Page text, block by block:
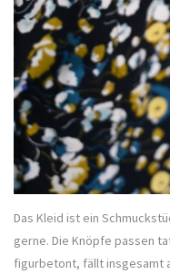
Das Kleid ist ein
gerne. Die Knöpfe passen
figurbetont, fällt insgesamt